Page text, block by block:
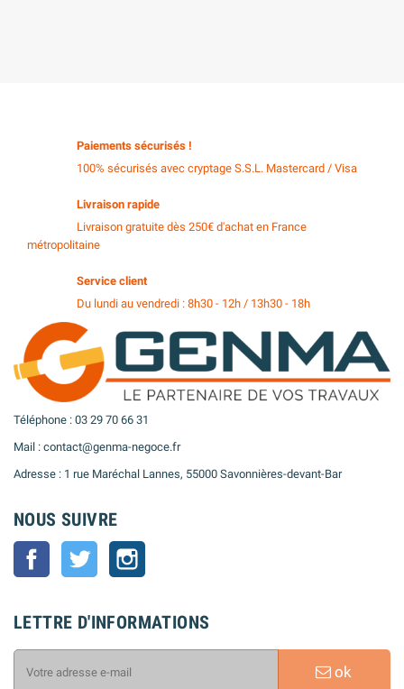
Paiements sécurisés !
100% sécurisés avec cryptage S.S.L. Mastercard / Visa
Livraison rapide
Livraison gratuite dès 250€ d'achat en France
métropolitaine
Service client
Du lundi au vendredi : 8h30 - 12h / 13h30 - 18h
Téléphone : 03 29 70 66 31
Mail : contact@genma-negoce.fr
Adresse : 1 rue Maréchal Lannes, 55000 Savonnières-devant-Bar
NOUS SUIVRE
Facebook Twitter
LETTRE D'INFORMATIONS
ok